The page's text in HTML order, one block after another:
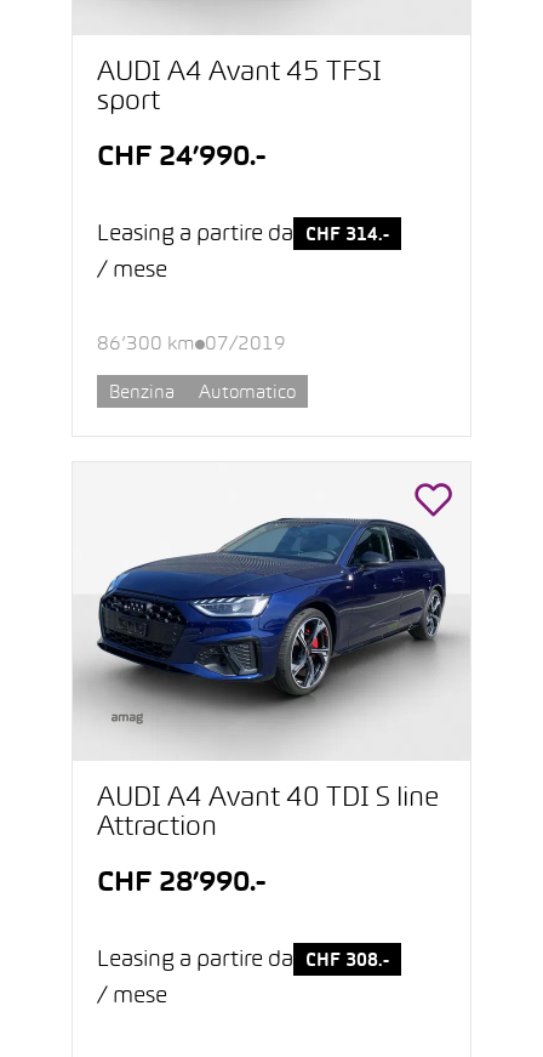
AUDI A4 Avant 45 TFSI
sport
CHF 24’990.-
Leasing a partire da CHF 314.-
/ mese
86’300 km 07/2019
Benzina Automatico
AUDI A4 Avant 40 TDI S line
Attraction
CHF 28’990.-
Leasing a partire da CHF 308.-
/ mese